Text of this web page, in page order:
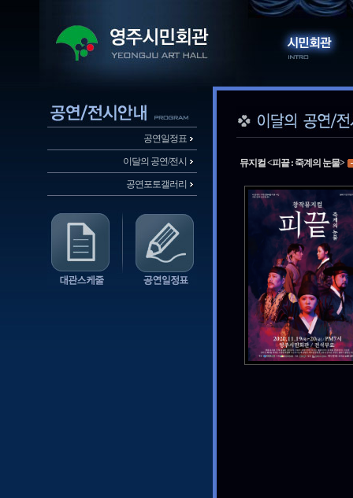
공연일정표
이달의 공연/전시
공연포토갤러리
뮤지컬 <피끝 : 죽계의 눈물>